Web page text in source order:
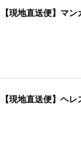
【現地直送便】マン
【現地直送便】ヘ